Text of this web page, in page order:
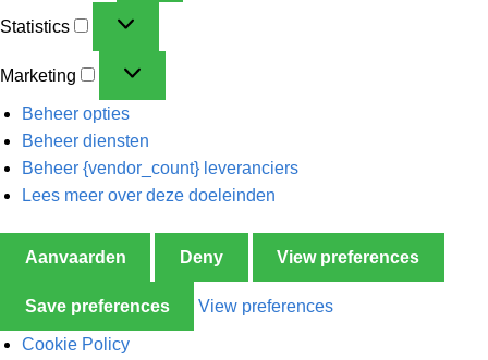
Statistics
Marketing
Beheer opties
Beheer diensten
Beheer {vendor_count} leveranciers
Lees meer over deze doeleinden
Aanvaarden Deny View preferences
Save preferences View preferences
Cookie Policy